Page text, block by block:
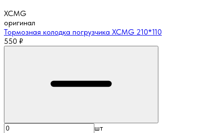
XCMG
оригинал
Тормозная колодка погрузчика XCMG 210*110
550 ₽
шт